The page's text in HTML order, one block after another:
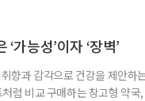
게 가장 먼저 필요한 디지털
능성’이자 ‘장벽’
향과 감각으로 건강을 제안하
럼 비교 구매하는 창고형 약국